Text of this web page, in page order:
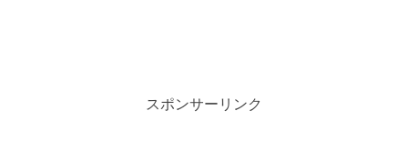
スポンサーリンク